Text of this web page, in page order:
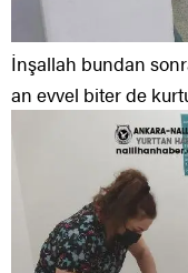
İnşallah bundan
an evvel biter de